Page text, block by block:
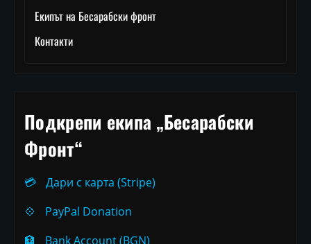
Екипът на Бесарабски фронт
Контакти
Подкрепи екипа „Бесарабски
Фронт“
💳
Дари с карта (Stripe)
💠
PayPal Donation
🏦
Bank Account (BGN)